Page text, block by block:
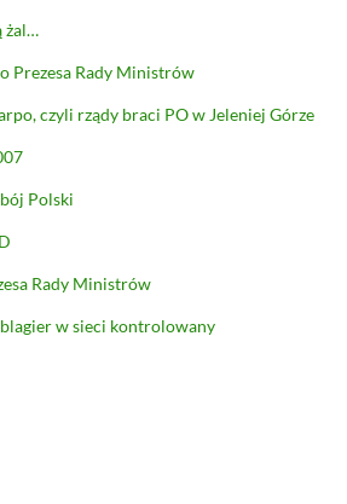
żal…
Prezesa Rady Ministrów
czyli rządy braci PO w Jeleniej Górze
Polski
Rady Ministrów
w sieci kontrolowany